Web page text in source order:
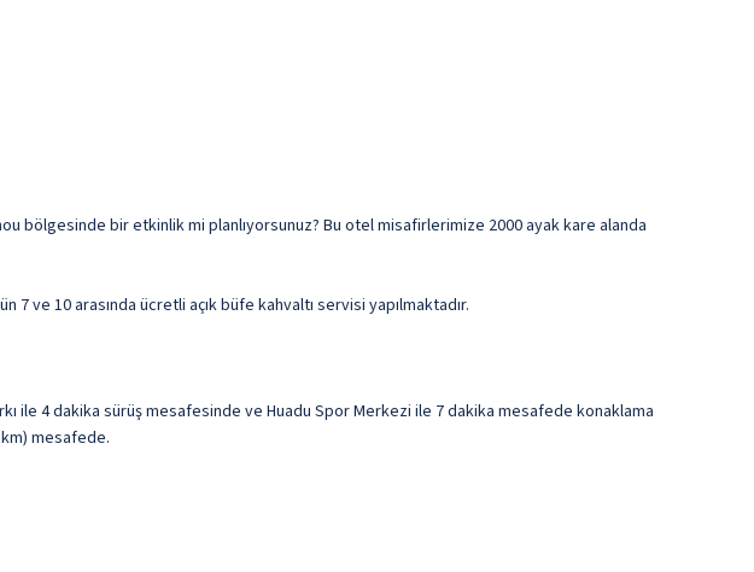
bölgesinde bir etkinlik mi planlıyorsunuz? Bu otel misafirlerimize 2000 ayak kare alanda
ve 10 arasında ücretli açık büfe kahvaltı servisi yapılmaktadır.
ile 4 dakika sürüş mesafesinde ve Huadu Spor Merkezi ile 7 dakika mesafede konaklama
km) mesafede.